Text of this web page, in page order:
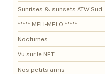
Sunrises & sunsets ATW Sud
***** MELI-MELO *****
Nocturnes
Vu sur le NET
Nos petits amis